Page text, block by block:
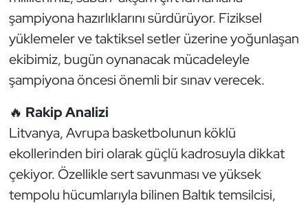
şampiyona hazırlıklarını sürdürüyor. Fiziksel
yüklemeler ve taktiksel setler üzerine yoğunlaşan
ekibimiz, bugün oynanacak mücadeleyle
şampiyona öncesi önemli bir sınav verecek.
🔥 Rakip Analizi
Litvanya, Avrupa basketbolunun köklü
ekollerinden biri olarak güçlü kadrosuyla dikkat
çekiyor. Özellikle sert savunması ve yüksek
tempolu hücumlarıyla bilinen Baltık temsilcisi,
Judo ve Kuraş
Kano ve Rafting
Karate
Kayak
Kempo
Kick Boks